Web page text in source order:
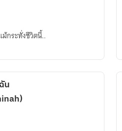
กระทั่งชีวิตนี้..
น